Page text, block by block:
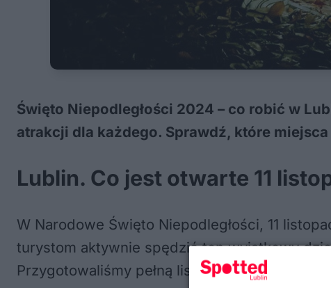
Święto Niepodległości 2024 – co robić w
atrakcji dla każdego. Sprawdź, które
Lublin. Co jest otwarte 11
W Narodowe Święto Niepodległości, 11
turystom aktywnie spędzić ten wyjątkowy
Przygotowaliśmy pełną listę atrakcji, aby